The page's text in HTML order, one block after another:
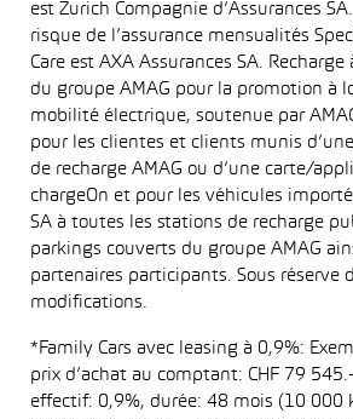
est Zurich Compagnie d’Assurances
risque de l’assurance mensualités
Care est AXA Assurances SA.
du groupe AMAG pour la promotion à
mobilité électrique, soutenue par
pour les clientes et clients munis
de recharge AMAG ou d’une carte/
chargeOn et pour les véhicules
SA à toutes les stations de recharge
parkings couverts du groupe AMAG
partenaires participants. Sous réserve
modifications.
*Family Cars avec leasing à 0,9%:
prix d’achat au comptant: CHF 79
effectif: 0,9%, durée: 48 mois (10 000